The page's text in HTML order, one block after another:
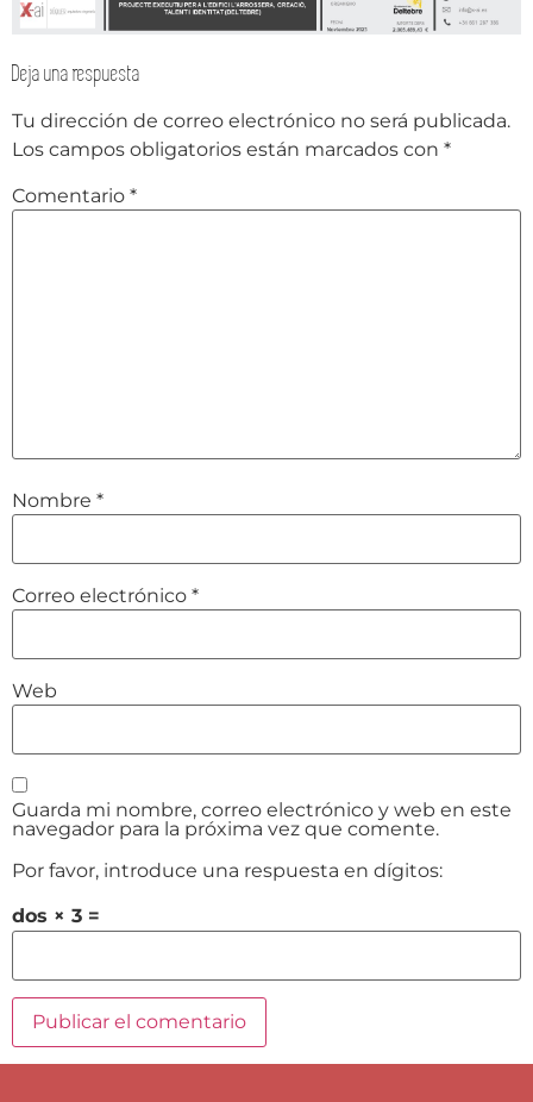
Deja una respuesta
Tu dirección de correo electrónico no será publicada.
Los campos obligatorios están marcados con *
Comentario *
Nombre *
Correo electrónico *
Web
Guarda mi nombre, correo electrónico y web en este
navegador para la próxima vez que comente.
Por favor, introduce una respuesta en dígitos:
dos × 3 =